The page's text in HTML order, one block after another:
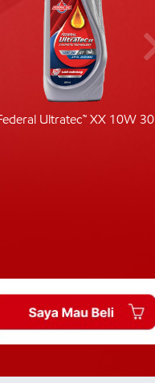
Ultratec™ XX 10W 30